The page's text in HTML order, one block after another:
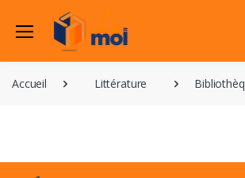
Accueil Littérature